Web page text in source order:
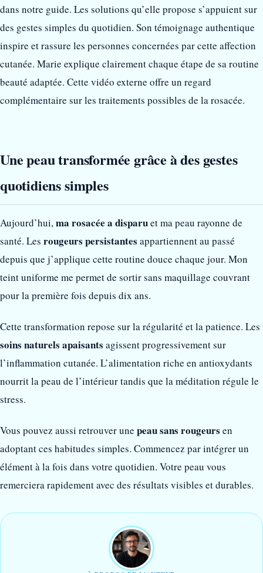
dans notre guide. Les solutions qu’elle propose s’appuient sur
des gestes simples du quotidien. Son témoignage authentique
inspire et rassure les personnes concernées par cette affection
cutanée. Marie explique clairement chaque étape de sa routine
beauté adaptée. Cette vidéo externe offre un regard
complémentaire sur les traitements possibles de la rosacée.
Une peau transformée grâce à des gestes
quotidiens simples
Aujourd’hui,ma rosacée a disparuet ma peau rayonne de
santé. Les rougeurs persistantes appartiennent au passé
depuis que j’applique cette routine douce chaque jour. Mon
teint uniforme me permet de sortir sans maquillage couvrant
pour la première fois depuis dix ans.
Cette transformation repose sur la régularité et la patience. Les
soins naturels apaisants agissent progressivement sur
l’inflammation cutanée. L’alimentation riche en antioxydants
nourrit la peau de l’intérieur tandis que la méditation régule le
stress.
Vous pouvez aussi retrouver une peau sans rougeurs en
adoptant ces habitudes simples. Commencez par intégrer un
élément à la fois dans votre quotidien. Votre peau vous
remerciera rapidement avec des résultats visibles et durables.